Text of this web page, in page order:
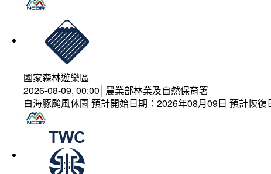
國家森林遊樂區
2026-08-09, 00:00│農業部林業及自然保育署
白海豚颱風休園 預計開始日期：2026年08月09日 預計恢